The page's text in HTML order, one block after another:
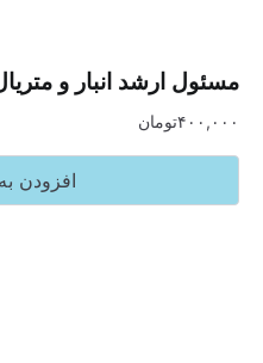
انبار و متریال
تومان
افزودن به سبد خرید